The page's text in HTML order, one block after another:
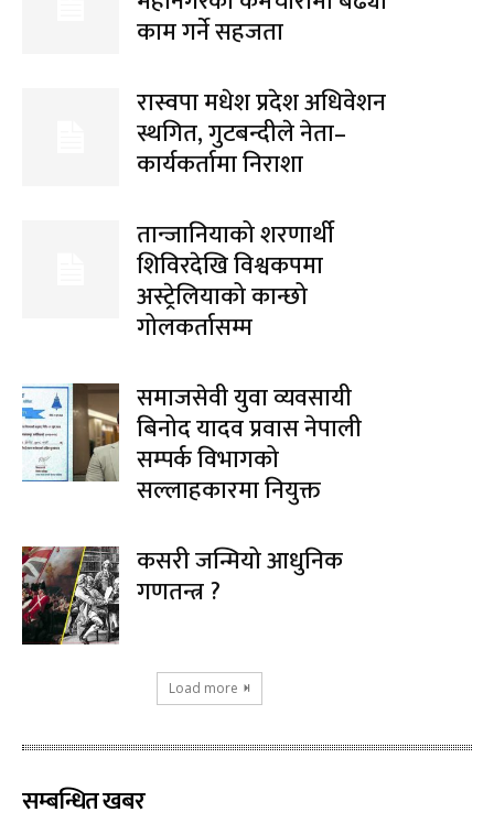
काम गर्ने सहजता
रास्वपा मधेश प्रदेश अधिवेशन
स्थगित, गुटबन्दीले नेता–
कार्यकर्तामा निराशा
तान्जानियाको शरणार्थी
शिविरदेखि विश्वकपमा
अस्ट्रेलियाको कान्छो
गोलकर्तासम्म
समाजसेवी युवा व्यवसायी
बिनोद यादव प्रवास नेपाली
सम्पर्क विभागको
सल्लाहकारमा नियुक्त
कसरी जन्मियो आधुनिक
गणतन्त्र ?
Load more
सम्बन्धित खबर